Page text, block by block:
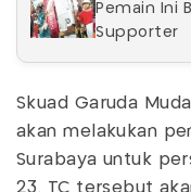
Pemain Ini
Supporter
Skuad Garuda
akan melakukan
Surabaya untuk
23. TC tersebut